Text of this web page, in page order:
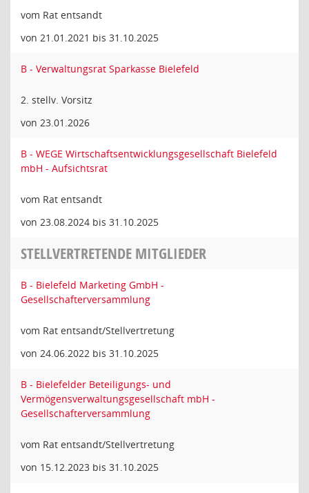
vom Rat entsandt
von 21.01.2021 bis 31.10.2025
B - Verwaltungsrat Sparkasse Bielefeld
2. stellv. Vorsitz
von 23.01.2026
B - WEGE Wirtschaftsentwicklungsgesellschaft Bielefeld
mbH - Aufsichtsrat
vom Rat entsandt
von 23.08.2024 bis 31.10.2025
STELLVERTRETENDE MITGLIEDER
B - Bielefeld Marketing GmbH -
Gesellschafterversammlung
vom Rat entsandt/Stellvertretung
von 24.06.2022 bis 31.10.2025
B - Bielefelder Beteiligungs- und
Vermögensverwaltungsgesellschaft mbH -
Gesellschafterversammlung
vom Rat entsandt/Stellvertretung
von 15.12.2023 bis 31.10.2025